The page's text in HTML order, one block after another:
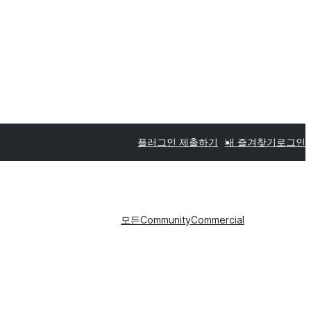
플러그인 제출하기 내 즐겨찾기 로그인
모든CommunityCommercial